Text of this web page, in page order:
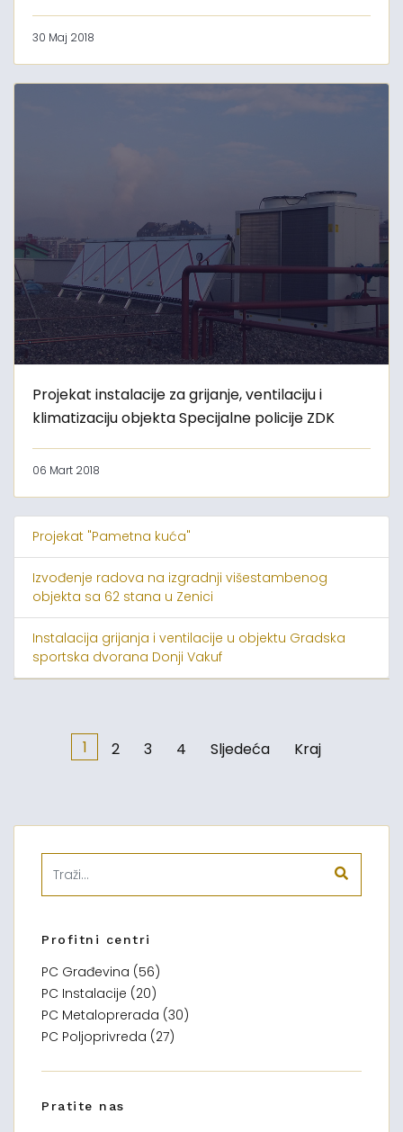
30 Maj 2018
Projekat instalacije za grijanje, ventilaciju i
klimatizaciju objekta Specijalne policije ZDK
06 Mart 2018
Projekat "Pametna kuća"
Izvođenje radova na izgradnji višestambenog
objekta sa 62 stana u Zenici
Instalacija grijanja i ventilacije u objektu Gradska
sportska dvorana Donji Vakuf
1 2 3 4 Sljedeća Kraj
Profitni centri
PC Građevina (56)
PC Instalacije (20)
PC Metaloprerada (30)
PC Poljoprivreda (27)
Pratite nas